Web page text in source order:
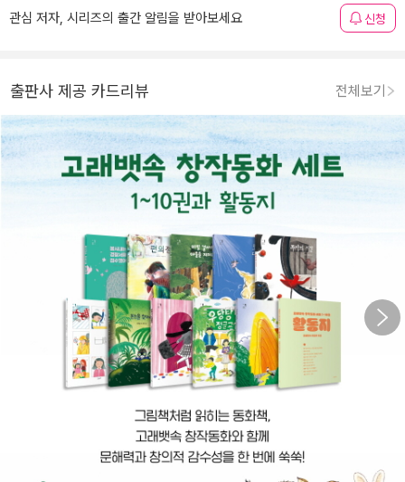
관심 저자, 시리즈의 출간 알림을 받아보세요 신청
출판사 제공 카드리뷰 전체보기